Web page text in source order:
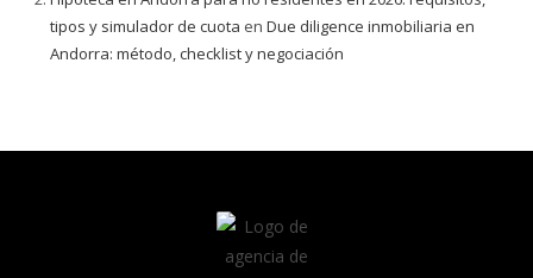
tipos y simulador de cuota enDue diligence inmobiliaria en
Andorra: método, checklist y negociación